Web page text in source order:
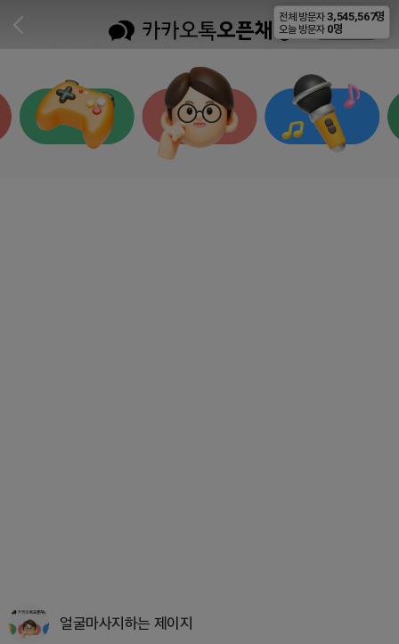
비공개
얼굴마사지하는 제이지
전체 방문자 3,545,567명
오늘 방문자 0명